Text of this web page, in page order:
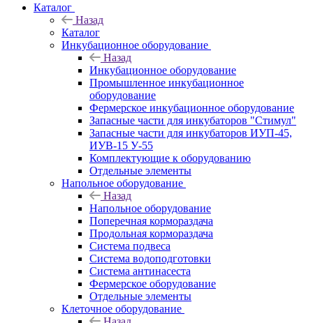
Каталог
Назад
Каталог
Инкубационное оборудование
Назад
Инкубационное оборудование
Промышленное инкубационное
оборудование
Фермерское инкубационное оборудование
Запасные части для инкубаторов "Стимул"
Запасные части для инкубаторов ИУП-45,
ИУВ-15 У-55
Комплектующие к оборудованию
Отдельные элементы
Напольное оборудование
Назад
Напольное оборудование
Поперечная кормораздача
Продольная кормораздача
Система подвеса
Система водоподготовки
Система антинасеста
Фермерское оборудование
Отдельные элементы
Клеточное оборудование